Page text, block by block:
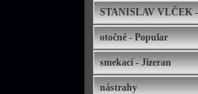
STANISLAV VLČEK
otočné - Popular
smekací - Jizeran
nástrahy